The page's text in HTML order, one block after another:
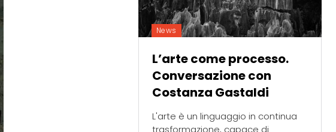
News
L’arte come processo.
Conversazione con
Costanza Gastaldi
L'arte è un linguaggio in continua
trasformazione, capace di